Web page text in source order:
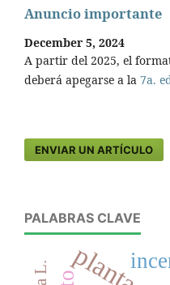
Anuncio importante
December 5, 2024
A partir del 2025, el
deberá apegarse a la 7a.
ENVIAR UN ARTÍCULO
PALABRAS CLAVE